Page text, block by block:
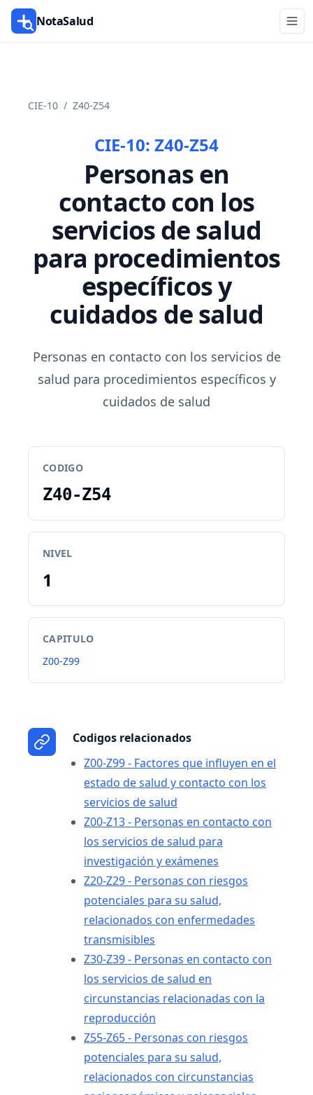
NotaSalud
CIE-10 / Z40-Z54
CIE-10: Z40-Z54
Personas en
contacto con los
servicios de salud
para procedimientos
específicos y
cuidados de salud
Personas en contacto con los servicios de
salud para procedimientos específicos y
cuidados de salud
CODIGO
Z40-Z54
NIVEL
1
CAPITULO
Z00-Z99
Codigos relacionados
Z00-Z99 - Factores que influyen en el
estado de salud y contacto con los
servicios de salud
Z00-Z13 - Personas en contacto con
los servicios de salud para
investigación y exámenes
Z20-Z29 - Personas con riesgos
potenciales para su salud,
relacionados con enfermedades
transmisibles
Z30-Z39 - Personas en contacto con
los servicios de salud en
circunstancias relacionadas con la
reproducción
Z55-Z65 - Personas con riesgos
potenciales para su salud,
relacionados con circunstancias